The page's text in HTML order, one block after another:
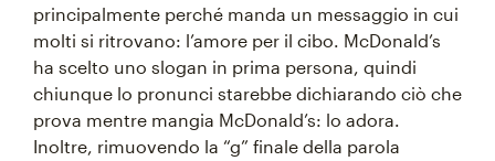
principalmente perché manda un messaggio in cui
molti si ritrovano: l’amore per il cibo. McDonald’s
ha scelto uno slogan in prima persona, quindi
chiunque lo pronunci starebbe dichiarando ciò che
prova mentre mangia McDonald’s: lo adora.
Inoltre, rimuovendo la “g” finale della parola